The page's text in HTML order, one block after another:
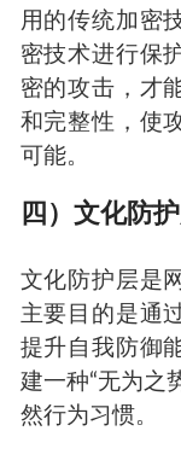
用的传统加密
密技术进行保
密的攻击，才
和完整性，使
可能。
四）文化防
文化防护层是
主要目的是通
提升自我防御
建一种“无为之
然行为习惯。